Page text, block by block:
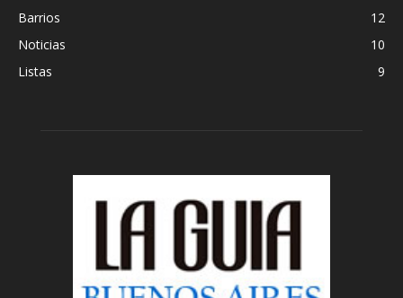
Barrios
12
Noticias
10
Listas
9